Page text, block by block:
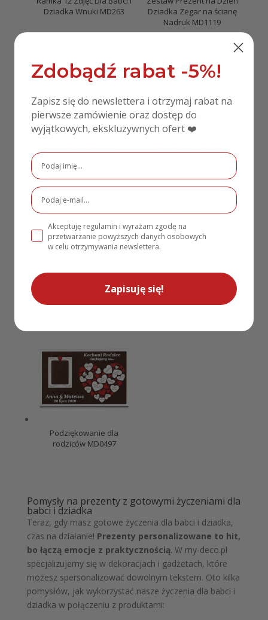
Dziadka Wnuki MD263
Dziadka Zegar na ścianę
Nadruk MD1119
W
rodziców – wersja mini
PROMOCJA
PROMOCJI
Podziękowanie dla
rodziców MD384
Podziękowanie dla
rodziców MD491
Podziękowanie dla
rodziców MD0497
Pomysły na prezenty z gotowymi życzeniami dla
babci i dziadka
Teraz, gdy masz gotowe życzenia dla babci i dziadka,
czas na działanie! Prezenty personalizowane to hit,
bo łączą emocje z praktycznością. W my-deco.pl
specjalizujemy się w dekoracjach i gadżetach, które
możesz spersonalizować dowolnym tekstem. Oto kilka
pomysłów, jak wykorzystać nasze życzenia dla babci i
dziadka w połączeniu z produktami:
Zdobądź rabat -5%!
Zapisz się do newslettera i otrzymaj rabat na
pierwsze zamówienie oraz dostęp do
wyjątkowych, ekskluzywnych ofert ❤️
Akceptuję regulamin i wyrażam zgodę na
przetwarzanie powyższych danych osobowych
w celu otrzymywania newslettera.
Zapisuję się!